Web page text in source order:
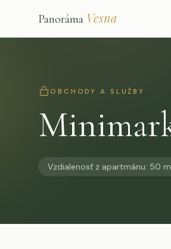
Panoráma Vesna
OBCHODY A SLUŽBY
Vzdialenosť z apartmánu: 50 m